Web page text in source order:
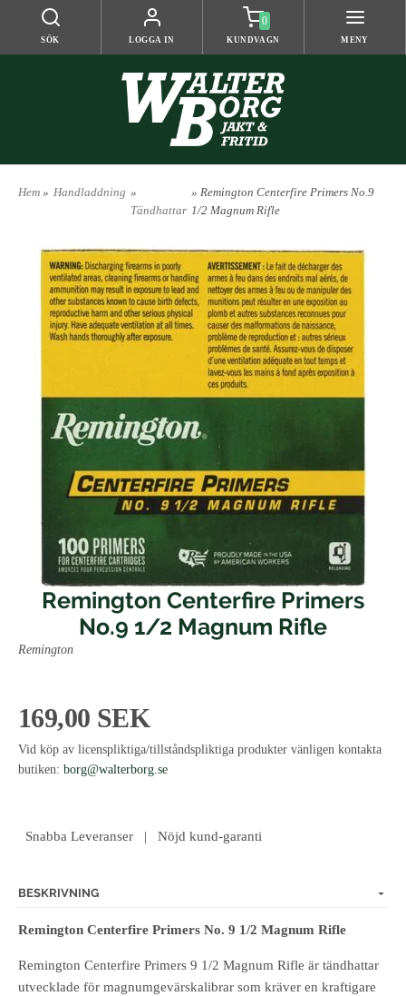
SÖK LOGGA IN
0
KUNDVAGN MENY
Hem » Handladdning »
Tändhattar
» Remington Centerfire Primers No.9
1/2 Magnum Rifle
Remington Centerfire Primers
No.9 1/2 Magnum Rifle
Remington
169,00 SEK
Vid köp av licenspliktiga/tillståndspliktiga produkter vänligen kontakta
butiken: borg@walterborg.se
Snabba Leveranser | Nöjd kund-garanti
BESKRIVNING
Remington Centerfire Primers No. 9 1/2 Magnum Rifle
Remington Centerfire Primers 9 1/2 Magnum Rifle är tändhattar
utvecklade för magnumgevärskalibrar som kräver en kraftigare